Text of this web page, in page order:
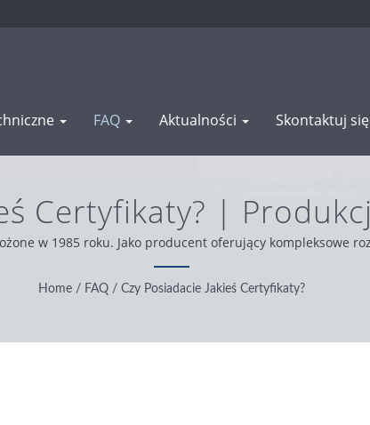
FAQ Aktualności Skontaktuj
Certyfikaty? |
Profili Aluminiowych |
w 1985 roku. Jako producent oferujący kompleksowe
klientów z całego świata, działamy zgodnie z zasadami
najlepszą obsługę i produkty.
Home / FAQ / Czy Posiadacie Jakieś Certyfikaty?